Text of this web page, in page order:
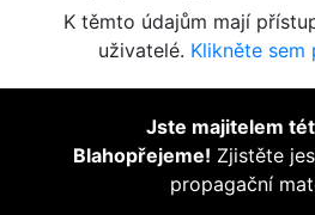
K těmto údajům mají
uživatelé. Klikněte sem
Jste majitelem
Blahopřejeme! Zjistěte
propagační